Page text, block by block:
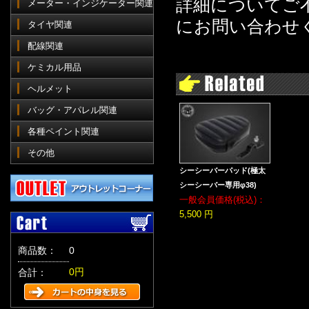
メーター・インジケーター関連
タイヤ関連
配線関連
ケミカル用品
ヘルメット
バッグ・アパレル関連
各種ペイント関連
その他
商品数：
0
合計：
0円
詳細についてご
にお問い合わせ
シーシーバーパッド(極太
シーシーバー専用φ38)
一般会員価格(税込)：
5,500 円